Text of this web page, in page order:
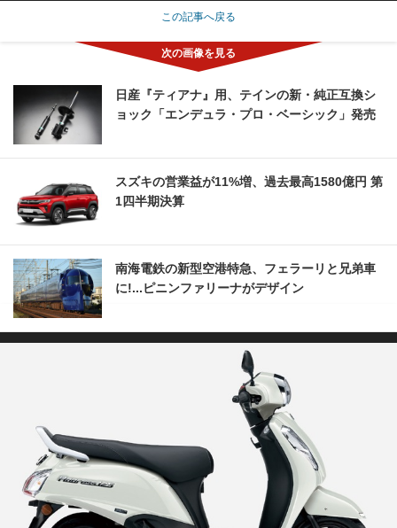
この記事へ戻る
日産『ティアナ』用、テインの新・純正互換シ
ョック「エンデュラ・プロ・ベーシック」発売
スズキの営業益が11%増、過去最高1580億円 第
1四半期決算
南海電鉄の新型空港特急、フェラーリと兄弟車
に!...ピニンファリーナがデザイン